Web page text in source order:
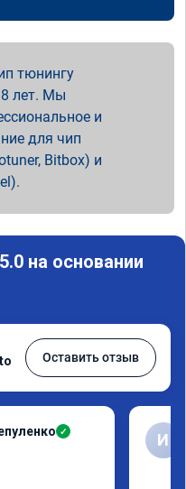
тюнингу
лет. Мы
и
для чип
Bitbox) и
на основании
Оставить отзыв
✓ И